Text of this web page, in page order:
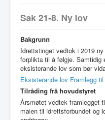
Fotball
Friidrett
Langrenn
Hovudstyret
Idrettslaget
Sak 21-8. Ny lov
Bakgrunn
Idrettstinget vedtok i 2019
forplikta til å følgje. Samtidig
eksisterande lov som bør
Eksisterande lov Framlegg
Tilråding frå hovudstyret
Årsmøtet vedtek framlegget
malen til idrettsforbundet og